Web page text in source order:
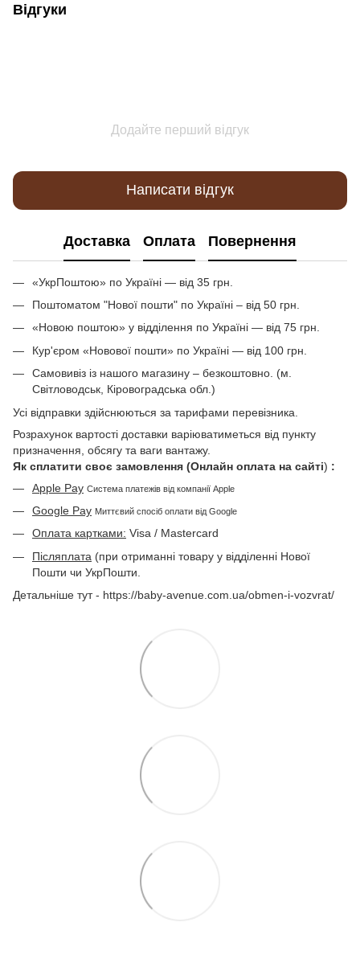
Відгуки
Додайте перший відгук
Написати відгук
Доставка Оплата Повернення
«УкрПоштою» по Україні — від 35 грн.
Поштоматом "Нової пошти" по Україні – від 50 грн.
«Новою поштою» у відділення по Україні — від 75 грн.
Кур'єром «Новової пошти» по Україні — від 100 грн.
Самовивіз із нашого магазину – безкоштовно. (м.
Світловодськ, Кіровоградська обл.)
Усі відправки здійснюються за тарифами перевізника.
Розрахунок вартості доставки варіюватиметься від пункту
призначення, обсягу та ваги вантажу.
Як сплатити своє замовлення (Онлайн оплата на сайті) :
Apple Pay Система платежів від компанії Apple
Google Pay Миттєвий спосіб оплати від Google
Оплата картками: Visa / Mastercard
Післяплата (при отриманні товару у відділенні Нової
Пошти чи УкрПошти.
Детальніше тут - https://baby-avenue.com.ua/obmen-i-vozvrat/